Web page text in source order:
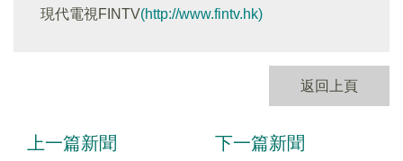
現代電視FINTV(http://www.fintv.hk)
返回上頁
上一篇新聞 下一篇新聞